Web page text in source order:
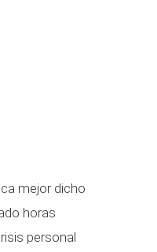
mejor dicho
horas
personal